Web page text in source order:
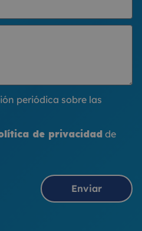
periódica sobre las
de privacidadde
Enviar